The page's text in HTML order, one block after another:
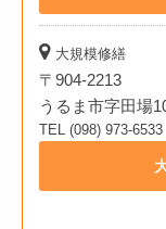
大規模修繕
〒904-2213
うるま市字田場
TEL (098) 973-6533